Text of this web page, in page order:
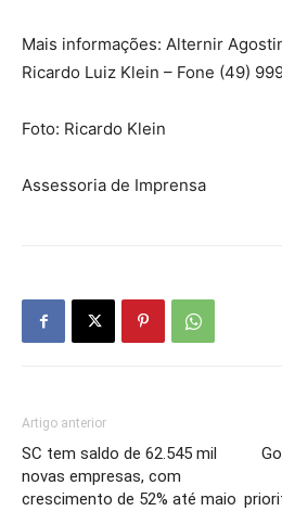
Mais informações: Alternir
Ricardo Luiz Klein – Fone (49)
Foto: Ricardo Klein
Assessoria de Imprensa
Artigo anterior
SC tem saldo de 62.545 mil
novas empresas, com
crescimento de 52% até maio